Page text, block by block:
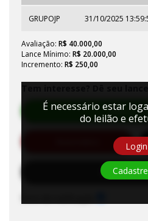
GRUPOJP 31/10/2025
Avaliação: R$ 40.000,00
Lance Mínimo: R$ 20.000,00
Incremento: R$ 250,00
Efetuar
Solicitar
É necessário estar
do leilão e
Login